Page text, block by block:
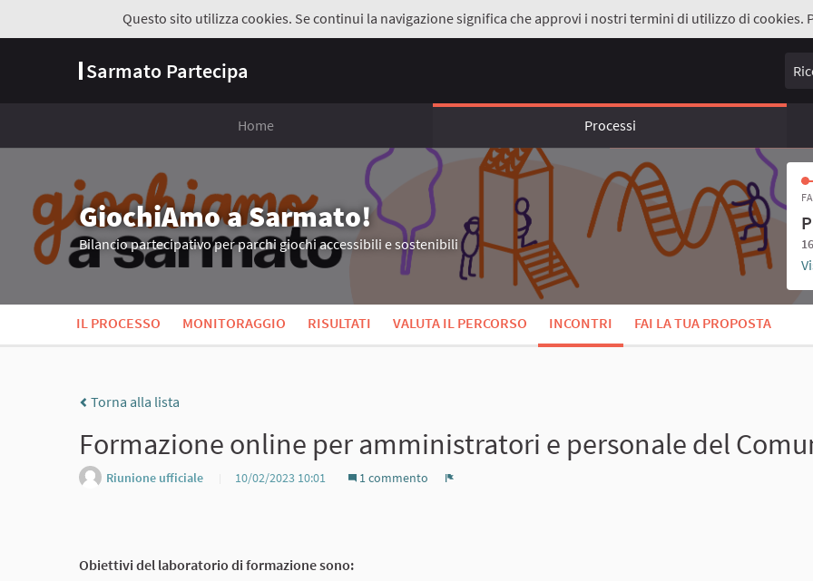
Questo sito utilizza cookies. Se continui la navigazione significa che approvi i nostri termini di utilizzo di cookies.
Sarmato Partecipa
Home Processi
GiochiAmo a Sarmato!
Bilancio partecipativo per parchi giochi accessibili e sostenibili
IL PROCESSO MONITORAGGIO RISULTATI VALUTA IL PERCORSO INCONTRI FAI LA TUA PROPOSTA
Torna alla lista
Formazione online per amministratori e personale del
Riunione ufficiale 10/02/2023 10:01 1 commento
Obiettivi del laboratorio di formazione sono: